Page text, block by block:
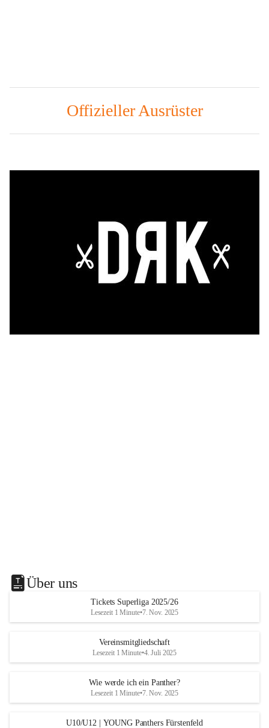
Offizieller Ausrüster
Über uns
Tickets Superliga 2025/26
Lesezeit 1 Minute•7. Nov. 2025
Vereinsmitgliedschaft
Lesezeit 1 Minute•4. Juli 2025
Wie werde ich ein Panther?
Lesezeit 1 Minute•7. Nov. 2025
U10/U12 | YOUNG Panthers Fürstenfeld